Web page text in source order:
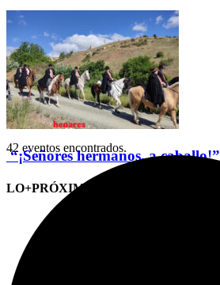
“¡Señores hermanos, a caballo!”
LO+PRÓXIMO (CITAS)
42 eventos encontrados.